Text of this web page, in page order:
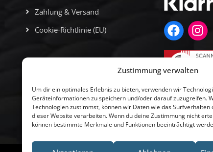
Zustimmung verwalten
Um dir ein optimales Erlebnis zu bieten, verwenden wir
Geräteinformationen zu speichern und/oder darauf zuzugreifen.
Technologien zustimmst, können wir Daten wie das Surfverhalten
dieser Website verarbeiten. Wenn du deine Zustimmung nicht
können bestimmte Merkmale und Funktionen beeinträchtigt
Zahlung & Versand
Cookie-Richtlinie (EU)